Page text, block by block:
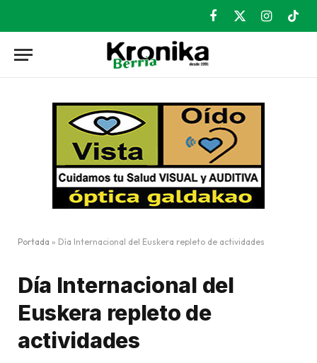
Facebook
X
Instagram
Portada » Día Internacional del Euskera repleto de actividades
Día Internacional del
Euskera repleto de
actividades